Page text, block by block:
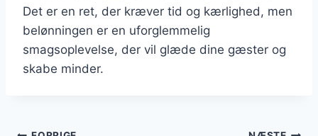
Det er en ret, der kræver tid og kærlighed, men
belønningen er en uforglemmelig
smagsoplevelse, der vil glæde dine gæster og
skabe minder.